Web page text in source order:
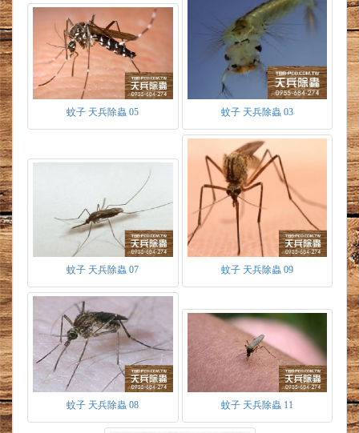
蚊無呼吸管呼吸時身體與水面幾乎平行。
蛹-當化為蛹時為不進食的體分胸、腹兩部份，
型似逗點狀，有明顯的大黑點為複眼，在水中可
上下游動，此時由生殖袋可區分雌、雄。
成蟲-體分頭、胸、腹三部份，體重約為２mg，
具一對複眼、觸角、翅及長口器。雌蚊觸角毛短
成絲狀，雄蚊成羽毛狀。飛行速度約為每小時２
公里，可一次性飛４至５分鐘。蚊子口器為六根
針組成，雌蚊會經由人散發的汗水、二氧化碳、
熱能去吸引叮咬。當針刺進皮膚時會由口器輸入
蟻酸、抗凝血劑及蛋白質等進入人體中，蟻酸破
壞角質層好使口器方便刺進皮膚，抗凝血劑則使
再吸食血液時保持其順暢。被叮咬後身體將產生
組織胺造成叮咬處紅腫搔癢。
常見騷擾之蚊蟲
１斑蚊類為登革熱之病媒蚊，埃及斑蚊、白線斑
度，埃及斑蚊在１３度為適合孵化的溫度，經過
５～７天幼蟲及可變為成蟲，８０％喜於室內吸
血。白線斑蚊在１１度為適合孵化的溫度，經過
７～１０天幼蟲及可變為成蟲，９０％喜於室外
吸血。高峰時間為上午９～１０點、下午４～５
點。
２熱帶家蚊為絲蟲病的病媒蚊易孳生於水溝、化
蚊子 天兵除蟲 05 蚊子 天兵除蟲 03
蚊子 天兵除蟲 07 蚊子 天兵除蟲 09
蚊子 天兵除蟲 08 蚊子 天兵除蟲 11